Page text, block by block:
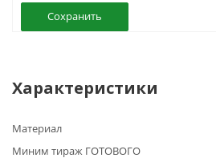
Сохранить
Характеристики
Материал
Миним тираж ГОТОВОГО